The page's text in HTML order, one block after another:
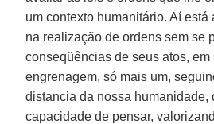
um contexto humanitário. Aí
na realização de ordens sem se
conseqüências de seus atos, em
engrenagem, só mais um,
distancia da nossa humanidade,
capacidade de pensar,